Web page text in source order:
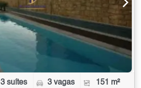
3 suítes 3 vagas 151 m²